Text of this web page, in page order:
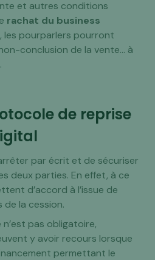
et autres conditions
rachat du business
les pourparlers pourront
conclusion de la vente… à
de reprise
par écrit et de sécuriser
deux parties. En effet, à ce
d’accord à l’issue de
de la cession.
pas obligatoire,
y avoir recours lorsque
permettant le